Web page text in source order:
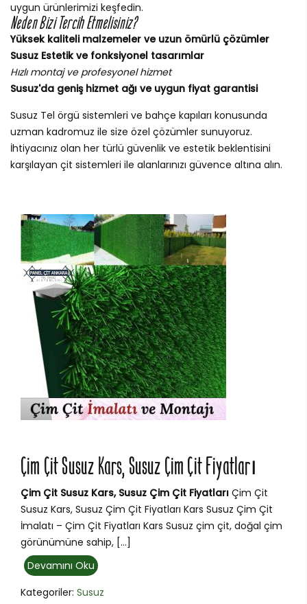
uygun ürünlerimizi keşfedin.
Neden Bizi Tercih Etmelisiniz?
Yüksek kaliteli malzemeler ve uzun ömürlü çözümler
Susuz Estetik ve fonksiyonel tasarımlar
Hızlı montaj ve profesyonel hizmet
Susuz'da geniş hizmet ağı ve uygun fiyat garantisi
Susuz Tel örgü sistemleri ve bahçe kapıları konusunda
uzman kadromuz ile size özel çözümler sunuyoruz.
İhtiyacınız olan her türlü güvenlik ve estetik beklentisini
karşılayan çit sistemleri ile alanlarınızı güvence altına alın.
Çim Çit Susuz Kars, Susuz Çim Çit Fiyatları
Çim Çit Susuz Kars, Susuz Çim Çit Fiyatları Çim Çit
Susuz Kars, Susuz Çim Çit Fiyatları Kars Susuz Çim Çit
İmalatı – Çim Çit Fiyatları Kars Susuz çim çit, doğal çim
görünümüne sahip, […]
Devamını Oku
Kategoriler: Susuz